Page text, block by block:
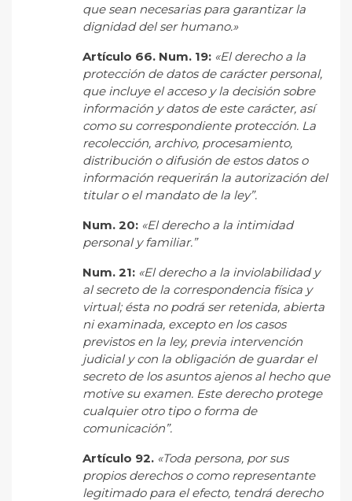
que sean necesarias para garantizar la
dignidad del ser humano.»
Artículo 66. Num. 19: «El derecho a la
protección de datos de carácter personal,
que incluye el acceso y la decisión sobre
información y datos de este carácter, así
como su correspondiente protección. La
recolección, archivo, procesamiento,
distribución o difusión de estos datos o
información requerirán la autorización del
titular o el mandato de la ley”.
Num. 20: «El derecho a la intimidad
personal y familiar.”
Num. 21: «El derecho a la inviolabilidad y
al secreto de la correspondencia física y
virtual; ésta no podrá ser retenida, abierta
ni examinada, excepto en los casos
previstos en la ley, previa intervención
judicial y con la obligación de guardar el
secreto de los asuntos ajenos al hecho que
motive su examen. Este derecho protege
cualquier otro tipo o forma de
comunicación”.
Artículo 92. «Toda persona, por sus
propios derechos o como representante
legitimado para el efecto, tendrá derecho